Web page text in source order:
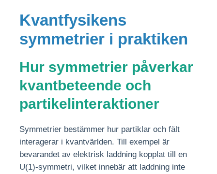
Kvantfysikens
symmetrier i praktiken
Hur symmetrier påverkar
kvantbeteende och
partikelinteraktioner
Symmetrier bestämmer hur partiklar och fält
interagerar i kvantvärlden. Till exempel är
bevarandet av elektrisk laddning kopplat till en
U(1)-symmetri, vilket innebär att laddning inte